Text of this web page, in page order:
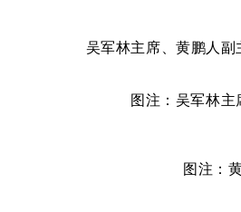
吴军林主席、黄鹏人
图注：吴军林
图注：